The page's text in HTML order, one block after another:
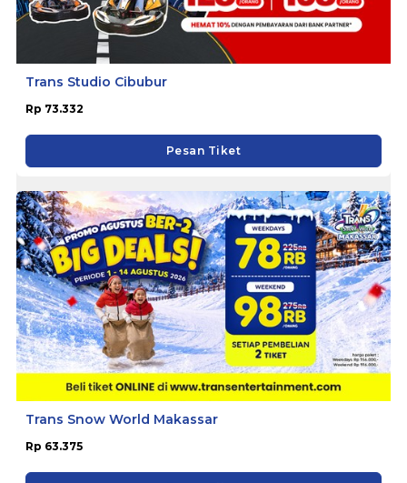
Trans Studio Cibubur
Rp 73.332
Pesan Tiket
Trans Snow World Makassar
Rp 63.375